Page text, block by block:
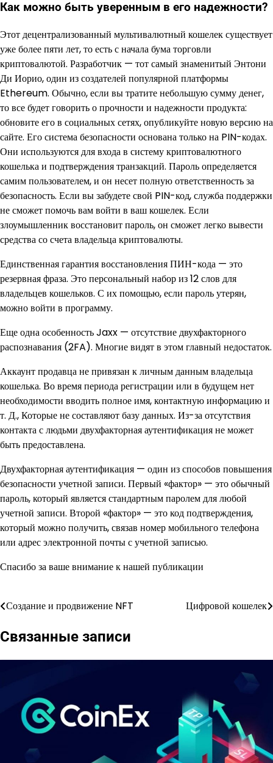
Как можно быть уверенным в его надежности?
Этот децентрализованный мультивалютный кошелек существует
уже более пяти лет, то есть с начала бума торговли
криптовалютой. Разработчик — тот самый знаменитый Энтони
Ди Иорио, один из создателей популярной платформы
Ethereum. Обычно, если вы тратите небольшую сумму денег,
то все будет говорить о прочности и надежности продукта:
обновите его в социальных сетях, опубликуйте новую версию на
сайте. Его система безопасности основана только на PIN-кодах.
Они используются для входа в систему криптовалютного
кошелька и подтверждения транзакций. Пароль определяется
самим пользователем, и он несет полную ответственность за
безопасность. Если вы забудете свой PIN-код, служба поддержки
не сможет помочь вам войти в ваш кошелек. Если
злоумышленник восстановит пароль, он сможет легко вывести
средства со счета владельца криптовалюты.
Единственная гарантия восстановления ПИН-кода — это
резервная фраза. Это персональный набор из 12 слов для
владельцев кошельков. С их помощью, если пароль утерян,
можно войти в программу.
Еще одна особенность Jaxx — отсутствие двухфакторного
распознавания (2FA). Многие видят в этом главный недостаток.
Аккаунт продавца не привязан к личным данным владельца
кошелька. Во время периода регистрации или в будущем нет
необходимости вводить полное имя, контактную информацию и
т. Д., Которые не составляют базу данных. Из-за отсутствия
контакта с людьми двухфакторная аутентификация не может
быть предоставлена.
Двухфакторная аутентификация — один из способов повышения
безопасности учетной записи. Первый «фактор» — это обычный
пароль, который является стандартным паролем для любой
учетной записи. Второй «фактор» — это код подтверждения,
который можно получить, связав номер мобильного телефона
или адрес электронной почты с учетной записью.
Спасибо за ваше внимание к нашей публикации
Навигация
по
Создание и продвижение NFT Цифровой кошелек
Связанные записи